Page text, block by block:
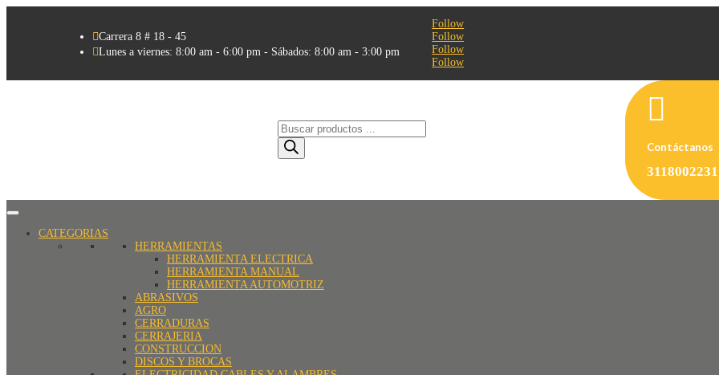
Carrera 8 # 18 - 45
Lunes a viernes: 8:00 am - 6:00 pm - Sábados: 8:00 am - 3:00 pm
Follow
Follow
Follow
Follow
Búsqueda
de
productos

Contáctanos
3118002231
CATEGORIAS
HERRAMIENTAS
HERRAMIENTA ELECTRICA
HERRAMIENTA MANUAL
HERRAMIENTA AUTOMOTRIZ
ABRASIVOS
AGRO
CERRADURAS
CERRAJERIA
CONSTRUCCION
DISCOS Y BROCAS